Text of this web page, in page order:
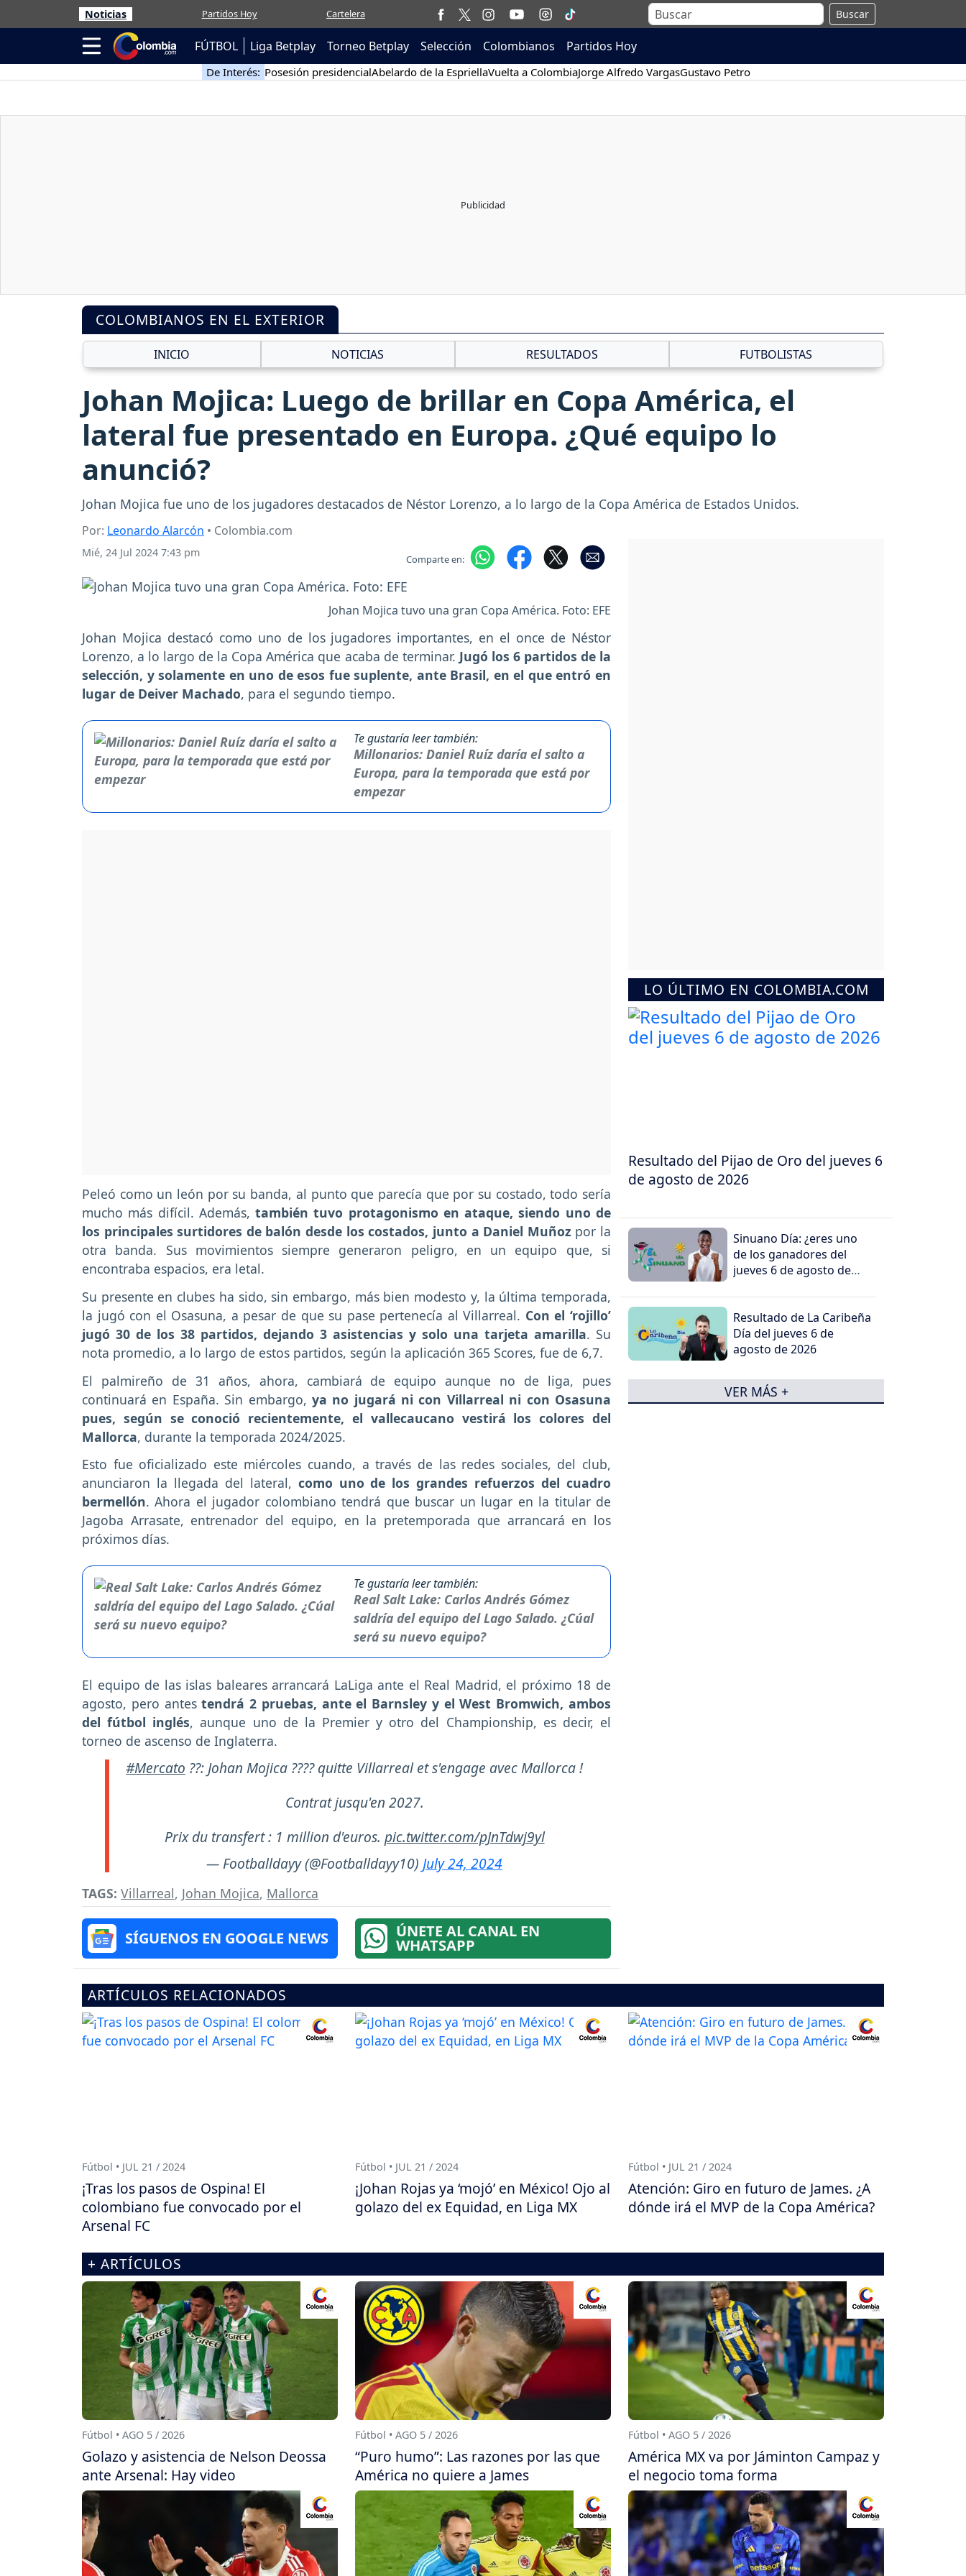
Noticias Partidos Hoy Cartelera Buscar
FÚTBOL Liga Betplay Torneo Betplay Selección Colombianos Partidos Hoy
De Interés: Posesión presidencialAbelardo de la EspriellaVuelta a ColombiaJorge Alfredo VargasGustavo Petro
COLOMBIANOS EN EL EXTERIOR
INICIO NOTICIAS RESULTADOS FUTBOLISTAS
Johan Mojica: Luego de brillar en Copa América, el
lateral fue presentado en Europa. ¿Qué equipo lo
anunció?
Johan Mojica fue uno de los jugadores destacados de Néstor Lorenzo, a lo largo de la Copa América de Estados Unidos.
Por: Leonardo Alarcón • Colombia.com
Mié, 24 Jul 2024 7:43 pm Comparte en:
Johan Mojica tuvo una gran Copa América. Foto: EFE
Johan Mojica destacó como uno de los jugadores importantes, en el once de Néstor
Lorenzo, a lo largo de la Copa América que acaba de terminar. Jugó los 6 partidos de la
selección, y solamente en uno de esos fue suplente, ante Brasil, en el que entró en
lugar de Deiver Machado, para el segundo tiempo.
Te gustaría leer también:
Millonarios: Daniel Ruíz daría el salto a
Europa, para la temporada que está por
empezar
Peleó como un león por su banda, al punto que parecía que por su costado, todo sería
mucho más difícil. Además,también tuvo protagonismo en ataque, siendo uno de
los principales surtidores de balón desde los costados, junto a Daniel Muñoz por la
otra banda. Sus movimientos siempre generaron peligro, en un equipo que, si
encontraba espacios, era letal.
Su presente en clubes ha sido, sin embargo, más bien modesto y, la última temporada,
la jugó con el Osasuna, a pesar de que su pase pertenecía al Villarreal. Con el ‘rojillo’
jugó 30 de los 38 partidos, dejando 3 asistencias y solo una tarjeta amarilla. Su
nota promedio, a lo largo de estos partidos, según la aplicación 365 Scores, fue de 6,7.
El palmireño de 31 años, ahora, cambiará de equipo aunque no de liga, pues
continuará en España. Sin embargo, ya no jugará ni con Villarreal ni con Osasuna
pues, según se conoció recientemente, el vallecaucano vestirá los colores del
Mallorca, durante la temporada 2024/2025.
Esto fue oficializado este miércoles cuando, a través de las redes sociales, del club,
anunciaron la llegada del lateral, como uno de los grandes refuerzos del cuadro
bermellón. Ahora el jugador colombiano tendrá que buscar un lugar en la titular de
Jagoba Arrasate, entrenador del equipo, en la pretemporada que arrancará en los
próximos días.
Te gustaría leer también:
Real Salt Lake: Carlos Andrés Gómez
saldría del equipo del Lago Salado. ¿Cúal
será su nuevo equipo?
El equipo de las islas baleares arrancará LaLiga ante el Real Madrid, el próximo 18 de
agosto, pero antestendrá 2 pruebas, ante el Barnsley y el West Bromwich, ambos
del fútbol inglés, aunque uno de la Premier y otro del Championship, es decir, el
torneo de ascenso de Inglaterra.
#Mercato ??: Johan Mojica ???? quitte Villarreal et s'engage avec Mallorca !
Contrat jusqu'en 2027.
Prix du transfert : 1 million d'euros. pic.twitter.com/pJnTdwj9yl
— Footballdayy (@Footballdayy10) July 24, 2024
TAGS: Villarreal, Johan Mojica, Mallorca
SÍGUENOS EN GOOGLE NEWS ÚNETE AL CANAL EN
WHATSAPP
LO ÚLTIMO EN COLOMBIA.COM
Resultado del Pijao de Oro del jueves 6
de agosto de 2026
Sinuano Día: ¿eres uno
de los ganadores del
jueves 6 de agosto de
Resultado de La Caribeña
Día del jueves 6 de
agosto de 2026
VER MÁS +
ARTÍCULOS RELACIONADOS
Fútbol • JUL 21 / 2024
¡Tras los pasos de Ospina! El
colombiano fue convocado por el
Arsenal FC
Fútbol • JUL 21 / 2024
¡Johan Rojas ya ‘mojó’ en México! Ojo al
golazo del ex Equidad, en Liga MX
Fútbol • JUL 21 / 2024
Atención: Giro en futuro de James. ¿A
dónde irá el MVP de la Copa América?
+ ARTÍCULOS
Fútbol • AGO 5 / 2026
Golazo y asistencia de Nelson Deossa
ante Arsenal: Hay video
Fútbol • AGO 5 / 2026
“Puro humo”: Las razones por las que
América no quiere a James
Fútbol • AGO 5 / 2026
América MX va por Jáminton Campaz y
el negocio toma forma